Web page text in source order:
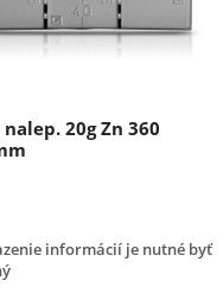
20g Zn 360
informácií je nutné byť